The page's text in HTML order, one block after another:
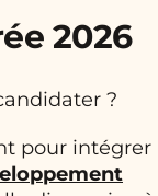
2026
?
pour intégrer